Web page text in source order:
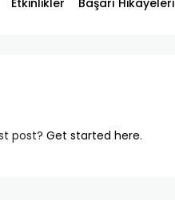
Etkinlikler Başarı Hikayeleri
post? Get started here.